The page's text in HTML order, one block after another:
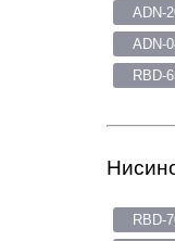
ADN-
ADN-
RBD-
RBD-